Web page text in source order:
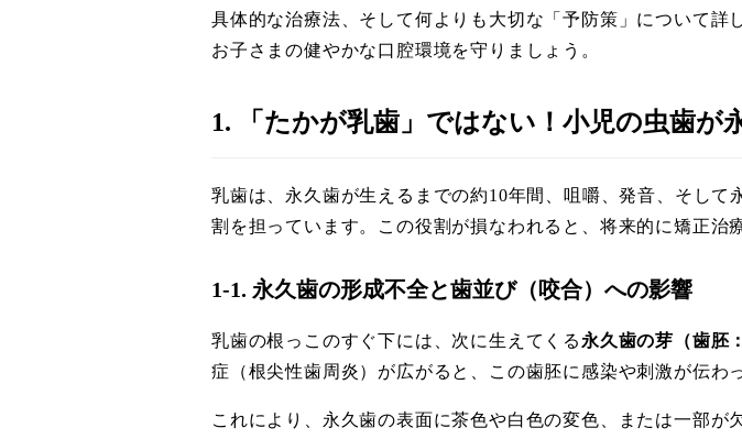
具体的な治療法、そして何よりも大切な「予防策」について詳
お子さまの健やかな口腔環境を守りましょう。
1. 「たかが乳歯」ではない！小児の虫歯が
乳歯は、永久歯が生えるまでの約10年間、咀嚼、発音、そし
割を担っています。この役割が損なわれると、将来的に矯正治
1-1. 永久歯の形成不全と歯並び（咬合）への影響
乳歯の根っこのすぐ下には、次に生えてくる 永久歯の芽（歯胚
症（根尖性歯周炎）が広がると、この歯胚に感染や刺激が伝わ
これにより、永久歯の表面に茶色や白色の変色、または一部